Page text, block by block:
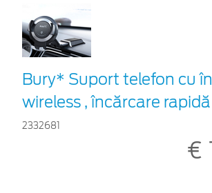
Bury* Suport telefon cu
wireless , încărcare rapidă
2332681
€